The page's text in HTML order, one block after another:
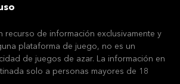
recurso de información exclusivamente y
plataforma de juego, no es un
de juegos de azar. La información en
solo a personas mayores de 18